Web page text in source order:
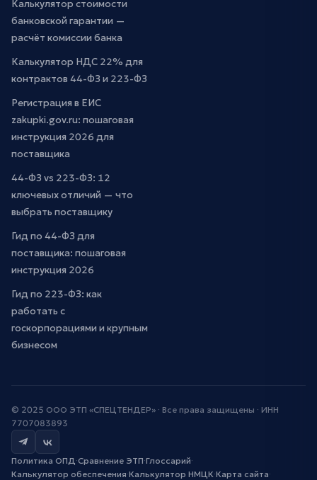
Калькулятор стоимости
банковской гарантии —
расчёт комиссии банка
Калькулятор НДС 22% для
контрактов 44-ФЗ и 223-ФЗ
Регистрация в ЕИС
zakupki.gov.ru: пошаговая
инструкция 2026 для
поставщика
44-ФЗ vs 223-ФЗ: 12
ключевых отличий — что
выбрать поставщику
Гид по 44-ФЗ для
поставщика: пошаговая
инструкция 2026
Гид по 223-ФЗ: как
работать с
госкорпорациями и крупным
бизнесом
© 2025 ООО ЭТП «СПЕЦТЕНДЕР» · Все права защищены · ИНН
7707083893
Политика ОПД·Сравнение ЭТП·Глоссарий·
Калькулятор обеспечения·Калькулятор НМЦК·Карта сайта·